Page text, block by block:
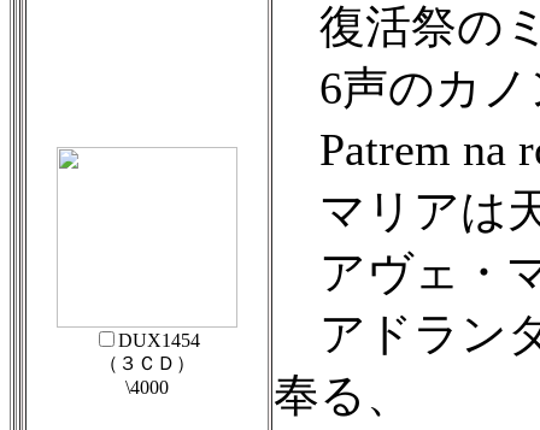
DUX1454
（３ＣＤ）
\4000
復活祭の
6声のカノ
Patrem na
マリアは
アヴェ・
アドラン
奉る、